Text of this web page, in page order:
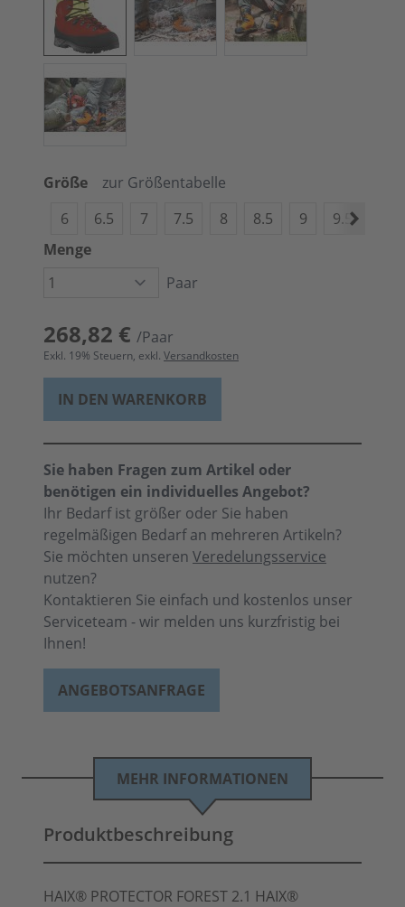
Größe
zur Größentabelle
6
6.5 7 7.5 8 8.5 9 9.5
Menge
Paar
268,82 € /Paar
Exkl. 19% Steuern, exkl. Versandkosten
IN DEN WARENKORB
Sie haben Fragen zum Artikel oder
benötigen ein individuelles Angebot?
Ihr Bedarf ist größer oder Sie haben
regelmäßigen Bedarf an mehreren Artikeln?
Sie möchten unseren Veredelungsservice
nutzen?
Kontaktieren Sie einfach und kostenlos unser
Serviceteam - wir melden uns kurzfristig bei
Ihnen!
ANGEBOTSANFRAGE
MEHR INFORMATIONEN
Produktbeschreibung
HAIX® PROTECTOR FOREST 2.1 HAIX®